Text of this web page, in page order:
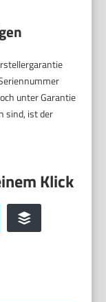
unter Garantie
sind, ist der
Buffer